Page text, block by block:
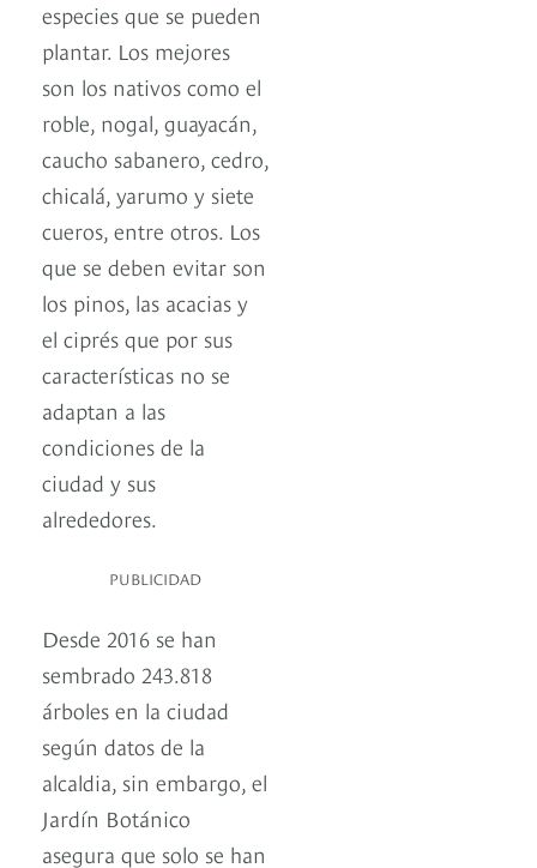
especies que se pueden
plantar. Los mejores
son los nativos como el
roble, nogal, guayacán,
caucho sabanero, cedro,
chicalá, yarumo y siete
cueros, entre otros. Los
que se deben evitar son
los pinos, las acacias y
el ciprés que por sus
características no se
adaptan a las
condiciones de la
ciudad y sus
alrededores.
PUBLICIDAD
Desde 2016 se han
sembrado 243.818
árboles en la ciudad
según datos de la
alcaldia, sin embargo, el
Jardín Botánico
asegura que solo se han